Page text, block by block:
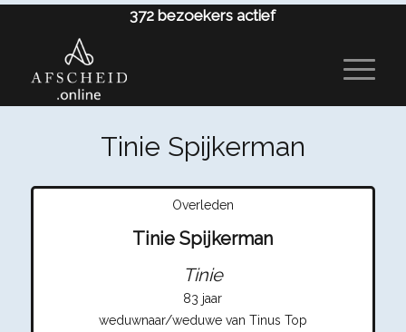
372 bezoekers actief
Tinie Spijkerman
Overleden
Tinie Spijkerman
Tinie
83 jaar
weduwnaar/weduwe van Tinus Top